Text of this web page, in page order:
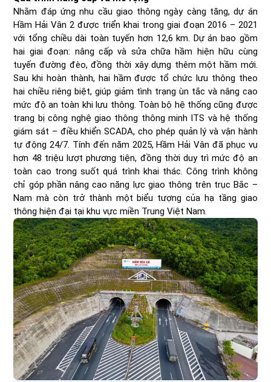
Nhằm đáp ứng nhu cầu giao thông ngày càng tăng, dự án
Hầm Hải Vân 2 được triển khai trong giai đoạn 2016 – 2021
với tổng chiều dài toàn tuyến hơn 12,6 km. Dự án bao gồm
hai giai đoạn: nâng cấp và sửa chữa hầm hiện hữu cùng
tuyến đường đèo, đồng thời xây dựng thêm một hầm mới.
Sau khi hoàn thành, hai hầm được tổ chức lưu thông theo
hai chiều riêng biệt, giúp giảm tình trạng ùn tắc và nâng cao
mức độ an toàn khi lưu thông. Toàn bộ hệ thống cũng được
trang bị công nghệ giao thông thông minh ITS và hệ thống
giám sát – điều khiển SCADA, cho phép quản lý và vận hành
tự động 24/7. Tính đến năm 2025, Hầm Hải Vân đã phục vụ
hơn 48 triệu lượt phương tiện, đồng thời duy trì mức độ an
toàn cao trong suốt quá trình khai thác. Công trình không
chỉ góp phần nâng cao năng lực giao thông trên trục Bắc –
Nam mà còn trở thành một biểu tượng của hạ tầng giao
thông hiện đại tại khu vực miền Trung Việt Nam.